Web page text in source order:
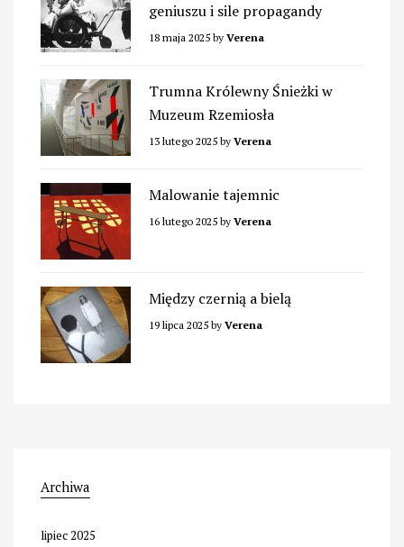
geniuszu i sile propagandy
18 maja 2025 by Verena
Trumna Królewny Śnieżki w
Muzeum Rzemiosła
13 lutego 2025 by Verena
Malowanie tajemnic
16 lutego 2025 by Verena
Między czernią a bielą
19 lipca 2025 by Verena
Archiwa
lipiec 2025